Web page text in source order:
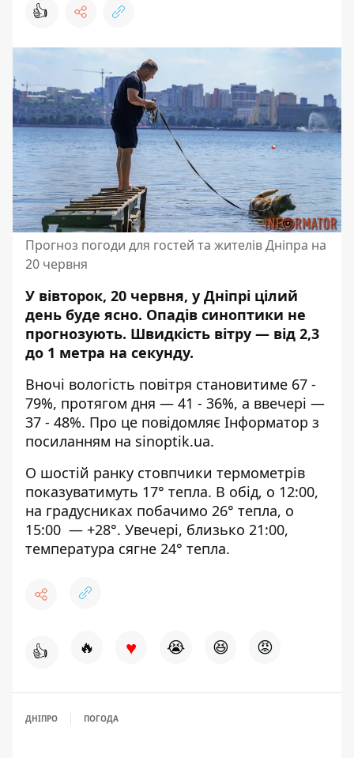
👍
Прогноз погоди для гостей та жителів Дніпра на
20 червня
У вівторок, 20 червня, у Дніпрі цілий
день буде ясно. Опадів синоптики не
прогнозують. Швидкість вітру — від 2,3
до 1 метра на секунду.
Вночі вологість повітря становитиме 67 -
79%, протягом дня — 41 - 36%, а ввечері —
37 - 48%. Про це повідомляє Інформатор з
посиланням на sinoptik.ua.
О шостій ранку стовпчики термометрів
показуватимуть 17° тепла. В обід, о 12:00,
на градусниках побачимо 26° тепла, о
15:00 — +28°. Увечері, близько 21:00,
температура сягне 24° тепла.
👍 🔥 ♥ 😭 😆 😡
ДНІПРО ПОГОДА